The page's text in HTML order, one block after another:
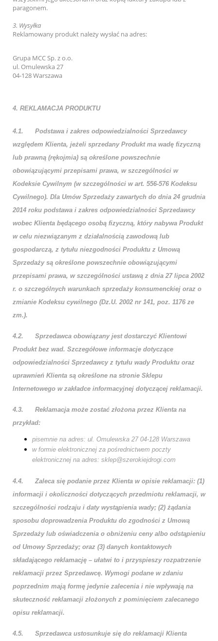
paragonem.
3. Wysyłka
Reklamowany produkt należy wysłać na adres:
Grupa MCC Sp. z o.o.
ul. Omulewska 27
04-128 Warszawa
4. REKLAMACJA PRODUKTU
4.1. Podstawa i zakres odpowiedzialności Sprzedawcy
względem Klienta, jeżeli sprzedany Produkt ma wadę fizyczną
lub prawną (rękojmia) są określone powszechnie
obowiązującymi przepisami prawa, w szczególności w
Kodeksie Cywilnym (w szczególności w art. 556-576 Kodeksu
Cywilnego). Dla Umów Sprzedaży zawartych do dnia 24 grudnia
2014 roku podstawa i zakres odpowiedzialności Sprzedawcy
wobec Klienta będącego osobą fizyczną, który nabywa Produkt
w celu niezwiązanym z działalnością zawodową lub
gospodarczą, z tytułu niezgodności Produktu z Umową
Sprzedaży są określone powszechnie obowiązującymi
przepisami prawa, w szczególności ustawą z dnia 27 lipca 2002
r. o szczególnych warunkach sprzedaży konsumenckiej oraz o
zmianie Kodeksu cywilnego (Dz.U. 2002 nr 141, poz. 1176 ze
zm.).
4.2. Sprzedawca obowiązany jest dostarczyć Klientowi
Produkt bez wad. Szczegółowe informacje dotyczące
odpowiedzialności Sprzedawcy z tytułu wady Produktu oraz
uprawnień Klienta są określone na stronie Sklepu
Internetowego w zakładce informacyjnej dotyczącej reklamacji.
4.3. Reklamacja może zostać złożona przez Klienta na
przykład:
pisemnie na adres: ul. Omulewska 27 04-128 Warszawa
w formie elektronicznej za pośrednictwem poczty
elektronicznej na adres: sklep@szerokiejdrogi.com
4.4. Zaleca się podanie przez Klienta w opisie reklamacji: (1)
informacji i okoliczności dotyczących przedmiotu reklamacji, w
szczególności rodzaju i daty wystąpienia wady; (2) żądania
sposobu doprowadzenia Produktu do zgodności z Umową
Sprzedaży lub oświadczenia o obniżeniu ceny albo odstąpieniu
od Umowy Sprzedaży; oraz (3) danych kontaktowych
składającego reklamację – ułatwi to i przyspieszy rozpatrzenie
reklamacji przez Sprzedawcę. Wymogi podane w zdaniu
poprzednim mają formę jedynie zalecenia i nie wpływają na
skuteczność reklamacji złożonych z pominięciem zalecanego
opisu reklamacji.
4.5. Sprzedawca ustosunkuje się do reklamacji Klienta